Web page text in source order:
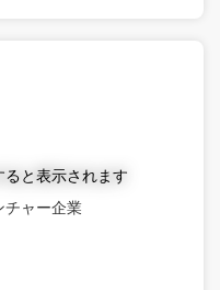
と表示されます
チャー企業